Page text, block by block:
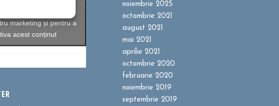
marketing și pentru a
acest conținut
noiembrie 2025
octombrie 2021
august 2021
mai 2021
aprilie 2021
octombrie 2020
februarie 2020
noiembrie 2019
septembrie 2019